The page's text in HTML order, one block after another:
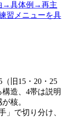
→具体例→再主
習メニューを具
旧15・20・25
構造、4帯は説明
核。
で切り分け、